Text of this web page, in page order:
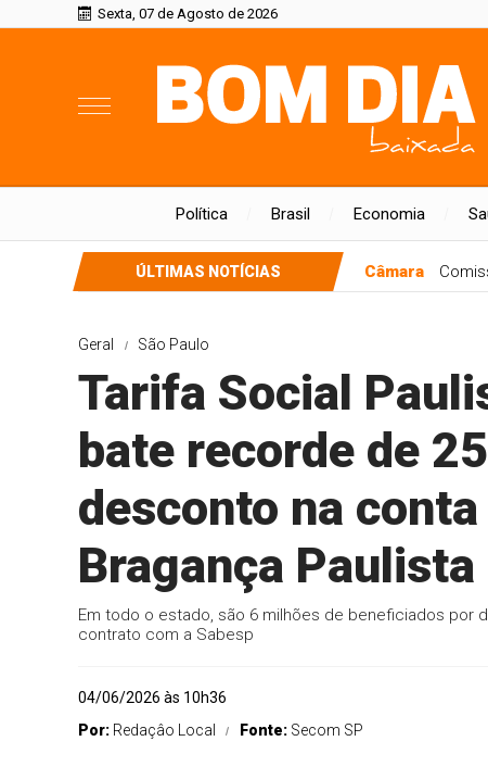
Sexta, 07 de Agosto de 2026
Política Brasil Economia
ÚLTIMAS NOTÍCIAS Câmara
Geral São Paulo
Tarifa Social
bate recorde de
desconto na
Bragança Paulista
Em todo o estado, são 6 milhões de beneficiados por
contrato com a Sabesp
04/06/2026 às 10h36
Por: Redaçâo Local Fonte: Secom SP